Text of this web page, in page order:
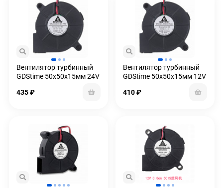
Вентилятор турбинный
GDStime 50x50x15мм 24V
435₽
Вентилятор турбинный
GDStime 50x50x15мм 12V
410₽